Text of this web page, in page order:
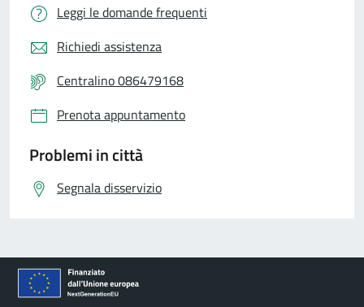
Leggi le domande frequenti
Richiedi assistenza
Centralino 086479168
Prenota appuntamento
Problemi in città
Segnala disservizio